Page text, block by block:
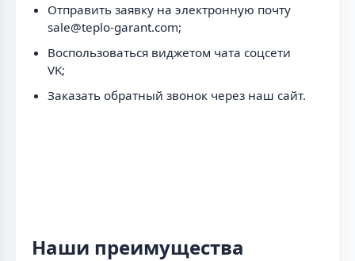
Отправить заявку на электронную почту
sale@teplo-garant.com;
Воспользоваться виджетом чата соцсети
VK;
Заказать обратный звонок через наш сайт.
Наши преимущества